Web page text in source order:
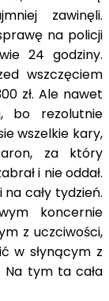
zawinęli.
na policji
24 godziny.
wszczęciem
zł. Ale nawet
bo rezolutnie
wszelkie kary,
za który
i nie oddał.
cały tydzień.
koncernie
z uczciwości,
w słynącym z
Na tym ta cała